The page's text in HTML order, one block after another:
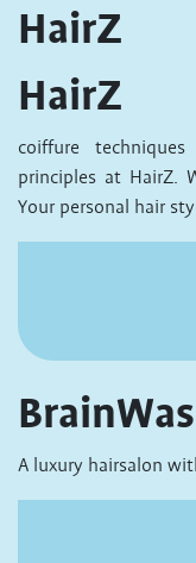
HairZ
HairZ
coiffure
principles at HairZ.
Your personal hair
A luxury hairsalon